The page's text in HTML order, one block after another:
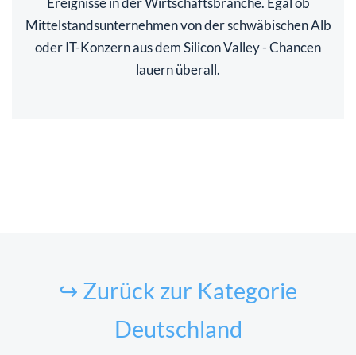
Mittelstandsunternehmen von der schwäbischen Alb
oder IT-Konzern aus dem Silicon Valley - Chancen
lauern überall.
↪ Zurück zur Kategorie
Deutschland